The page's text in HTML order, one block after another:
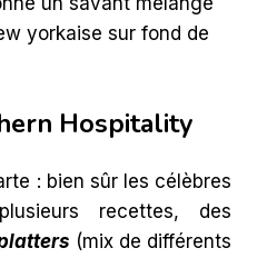
yorkaise sur fond de
Hospitality
: bien sûr les célèbres
recettes, des
(mix de différents